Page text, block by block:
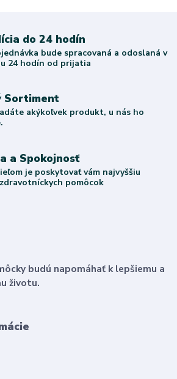
do 24 hodín
bude spracovaná a odoslaná v
24 hodín od prijatia
Sortiment
akýkoľvek produkt, u nás ho
a Spokojnosť
je poskytovať vám najvyššiu
pomôcok
budú napomáhať k lepšiemu a
životu.